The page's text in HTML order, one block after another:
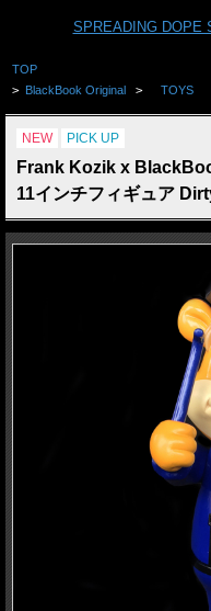
SPREADING DOPE
TOP
> BlackBook Original > TOYS
NEW PICK UP
Frank Kozik x
11インチフィギュア